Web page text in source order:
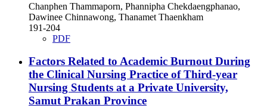
Chanphen Thammaporn, Phannipha Chekdaengphanao,
Dawinee Chinnawong, Thanamet Thaenkham
191-204
PDF
Factors Related to Academic Burnout During
the Clinical Nursing Practice of Third-year
Nursing Students at a Private University,
Samut Prakan Province